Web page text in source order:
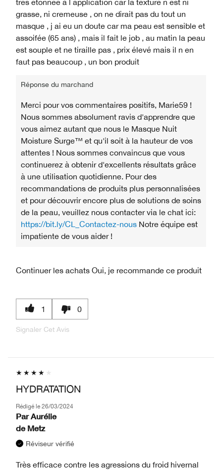
grasse, ni cremeuse , on ne dirait pas du tout un
masque , j ai eu un doute car ma peau est sensible et
assoifée (65 ans) , mais il fait le job , au matin la peau
est souple et ne tiraille pas , prix élevé mais il n en
faut pas beaucoup , un bon produit
Réponse du marchand
Merci pour vos commentaires positifs, Marie59 !
Nous sommes absolument ravis d'apprendre que
vous aimez autant que nous le Masque Nuit
Moisture Surge™ et qu'il soit à la hauteur de vos
attentes ! Nous sommes convaincus que vous
continuerez à obtenir d'excellents résultats grâce
à une utilisation quotidienne. Pour des
recommandations de produits plus personnalisées
et pour découvrir encore plus de solutions de soins
de la peau, veuillez nous contacter via le chat ici:
https://bit.ly/CL_Contactez-nous Notre équipe est
impatiente de vous aider !
Continuer les achats Oui, je recommande ce produit
1 0
Signaler Cet Avis
HYDRATATION
Rédigé le 26/03/2024
Par Aurélie
de Metz
Réviseur vérifié
Très efficace contre les agressions du froid hivernal